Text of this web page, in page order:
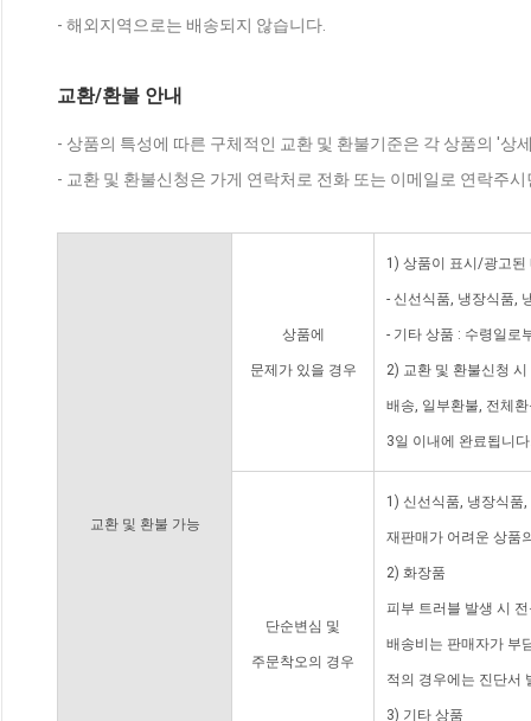
- 해외지역으로는 배송되지 않습니다.
교환/환불 안내
- 상품의 특성에 따른 구체적인 교환 및 환불기준은 각 상품의 '상
- 교환 및 환불신청은 가게 연락처로 전화 또는 이메일로 연락주
교환 및 환불 가능
상품에
문제가 있을 경우
1) 상품이 표시/광고된
- 신선식품, 냉장식품,
- 기타 상품 : 수령일로
2) 교환 및 환불신청
배송, 일부환불, 전체
3일 이내에 완료됩니
단순변심 및
주문착오의 경우
1) 신선식품, 냉장식품
재판매가 어려운 상품
2) 화장품
피부 트러블 발생 시
배송비는 판매자가 부
적의 경우에는 진단서
3) 기타 상품